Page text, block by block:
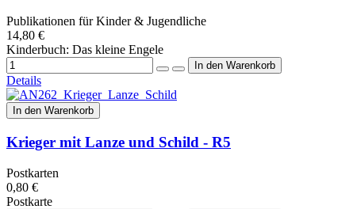
Publikationen für Kinder & Jugendliche
14,80 €
Kinderbuch: Das kleine Engele
Details
In den Warenkorb
Krieger mit Lanze und Schild - R5
Postkarten
0,80 €
Postkarte